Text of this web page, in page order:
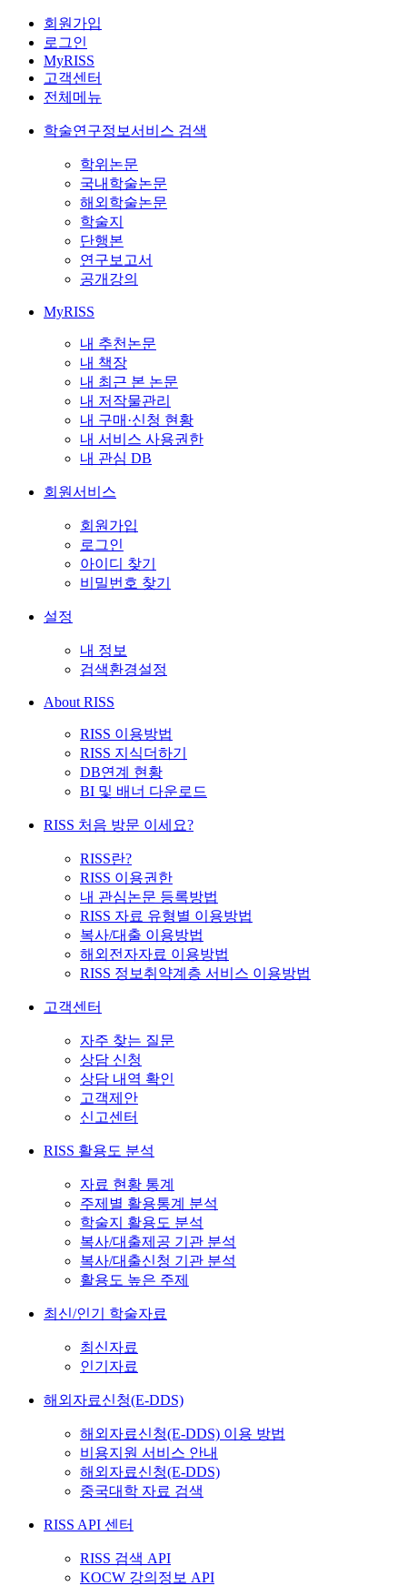
회원가입
로그인
MyRISS
고객센터
전체메뉴
학술연구정보서비스 검색
학위논문
국내학술논문
해외학술논문
학술지
단행본
연구보고서
공개강의
MyRISS
내 추천논문
내 책장
내 최근 본 논문
내 저작물관리
내 구매·신청 현황
내 서비스 사용권한
내 관심 DB
회원서비스
회원가입
로그인
아이디 찾기
비밀번호 찾기
설정
내 정보
검색환경설정
About RISS
RISS 이용방법
RISS 지식더하기
DB연계 현황
BI 및 배너 다운로드
RISS 처음 방문 이세요?
RISS란?
RISS 이용권한
내 관심논문 등록방법
RISS 자료 유형별 이용방법
복사/대출 이용방법
해외전자자료 이용방법
RISS 정보취약계층 서비스 이용방법
고객센터
자주 찾는 질문
상담 신청
상담 내역 확인
고객제안
신고센터
RISS 활용도 분석
자료 현황 통계
주제별 활용통계 분석
학술지 활용도 분석
복사/대출제공 기관 분석
복사/대출신청 기관 분석
활용도 높은 주제
최신/인기 학술자료
최신자료
인기자료
해외자료신청(E-DDS)
해외자료신청(E-DDS) 이용 방법
비용지원 서비스 안내
해외자료신청(E-DDS)
중국대학 자료 검색
RISS API 센터
RISS 검색 API
KOCW 강의정보 API